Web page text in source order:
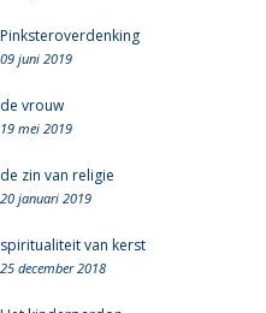
Pinksteroverdenking
09 juni 2019
de vrouw
19 mei 2019
de zin van religie
20 januari 2019
spiritualiteit van kerst
25 december 2018